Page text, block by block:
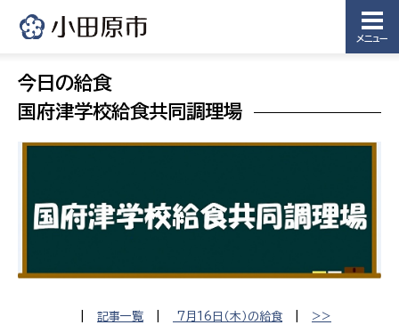
メニュー
今日の給食
国府津学校給食共同調理場
記事一覧 7月16日（木）の給食 >>